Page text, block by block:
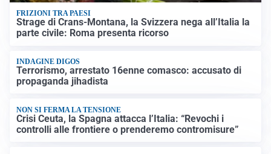
FRIZIONI TRA PAESI
Strage di Crans-Montana, la Svizzera nega all’Italia la
parte civile: Roma presenta ricorso
INDAGINE DIGOS
Terrorismo, arrestato 16enne comasco: accusato di
propaganda jihadista
NON SI FERMA LA TENSIONE
Crisi Ceuta, la Spagna attacca l’Italia: “Revochi i
controlli alle frontiere o prenderemo contromisure”